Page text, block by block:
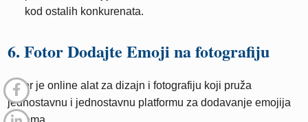
kod ostalih konkurenata.
6. Fotor Dodajte Emoji na fotografiju
Fotor je online alat za dizajn i fotografiju koji pruža
jednostavnu i jednostavnu platformu za dodavanje emojija
slikama.